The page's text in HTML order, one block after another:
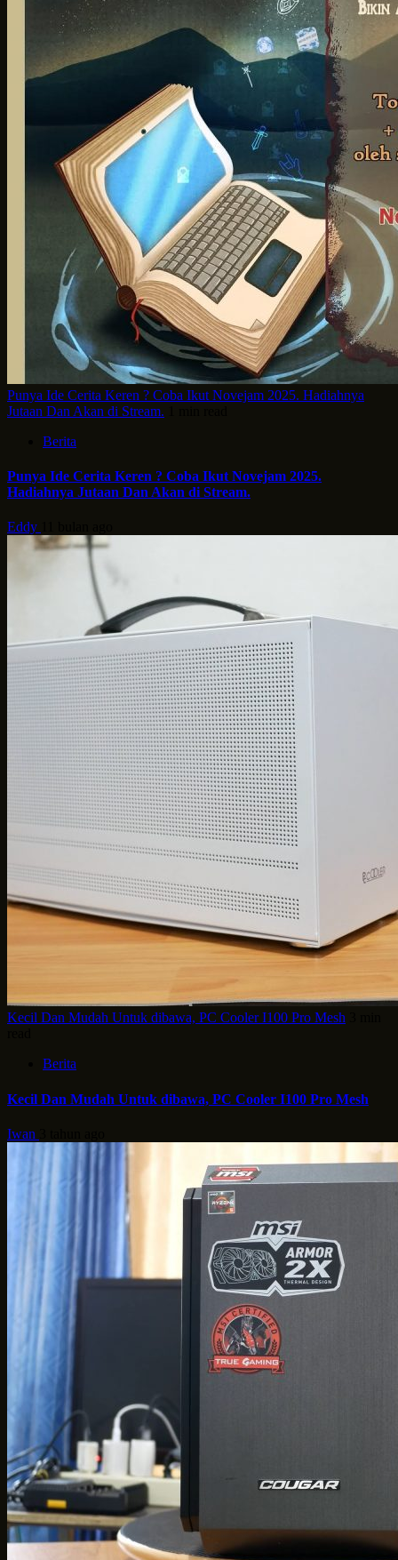
Punya Ide Cerita Keren ? Coba Ikut Novejam 2025. Hadiahnya
Jutaan Dan Akan di Stream.
Berita
Punya Ide Cerita Keren ? Coba Ikut Novejam 2025.
Hadiahnya Jutaan Dan Akan di Stream.
Eddy
Kecil Dan Mudah Untuk dibawa, PC Cooler I100 Pro Mesh
Berita
Kecil Dan Mudah Untuk dibawa, PC Cooler I100 Pro Mesh
Iwan